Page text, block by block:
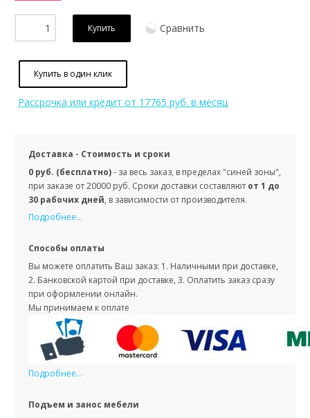
Купить Сравнить
Купить в один клик
Рассрочка или кредит от 17765 руб. в месяц
Доставка - Стоимость и сроки
0 руб. (бесплатно)- за весь заказ, в пределах "синей зоны",
при заказе от 20000 руб. Сроки доставки составляют от 1 до
30 рабочих дней, в зависимости от производителя.
Подробнее...
Способы оплаты
Вы можете оплатить Ваш заказ: 1. Наличными при доставке,
2. Банковской картой при доставке, 3. Оплатить заказ сразу
при оформлении онлайн.
Мы принимаем к оплате
Подробнее...
Подъем и занос мебели